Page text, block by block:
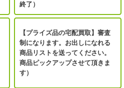
終了）
【プライズ品の宅配買取】審査
制になります。お出しになれる
商品リストを送ってください。
商品ピックアップさせて頂きま
す）